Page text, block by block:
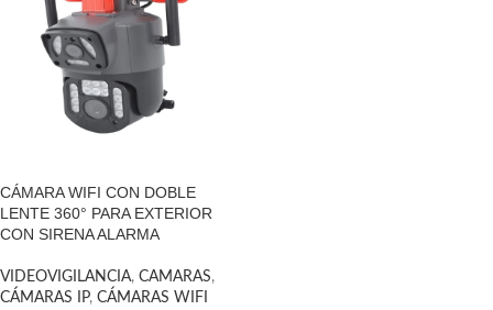
CÁMARA WIFI CON DOBLE
LENTE 360° PARA EXTERIOR
CON SIRENA ALARMA
VIDEOVIGILANCIA, CAMARAS,
CÁMARAS IP, CÁMARAS WIFI